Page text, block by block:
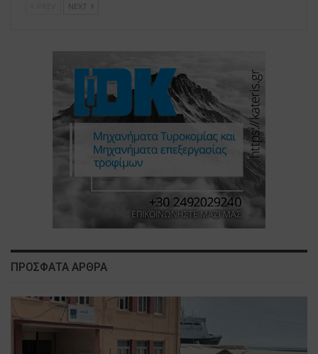
NEXT
ΠΡΟΣΦΑΤΑ ΑΡΘΡΑ